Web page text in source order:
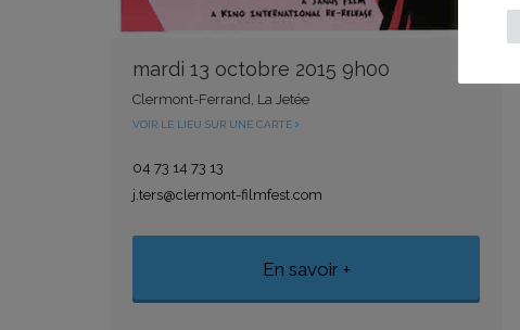
mardi 13 octobre 2015 9h00
Clermont-Ferrand, La Jetée
VOIR LE LIEU SUR UNE CARTE
04 73 14 73 13
j.ters@clermont-filmfest.com
En savoir +